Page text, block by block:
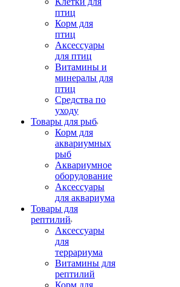
птиц
Корм для
птиц
Аксессуары
для птиц
Витамины и
минералы для
птиц
Средства по
уходу
Товары для рыб
Корм для
аквариумных
рыб
Аквариумное
оборудование
Аксессуары
для аквариума
Товары для
рептилий
Аксессуары
для
террариума
Витамины для
рептилий
Корм для